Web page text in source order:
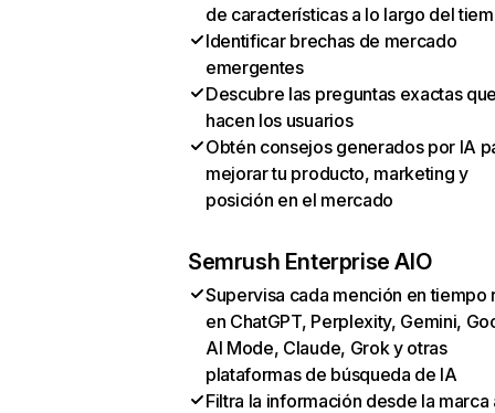
de características a lo largo del
Identificar brechas de mercado
emergentes
Descubre las preguntas exactas
hacen los usuarios
Obtén consejos generados por IA
mejorar tu producto, marketing y
posición en el mercado
Semrush Enterprise AIO
Supervisa cada mención en tiempo
en ChatGPT, Perplexity, Gemini,
AI Mode, Claude, Grok y otras
plataformas de búsqueda de IA
Filtra la información desde la marca